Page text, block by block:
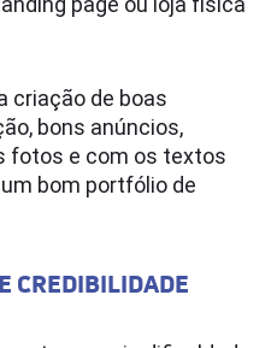
criação de boas
bons anúncios,
fotos e com os textos
bom portfólio de
CREDIBILIDADE